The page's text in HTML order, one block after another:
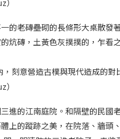
的老磚壘砌的長條形大桌散
炕磚，土黃色灰撲撲的，乍
刻意營造古樸與現代造成的對
進的江南庭院。和隔壁的民
上的蹤跡之美，在院落、牆頭